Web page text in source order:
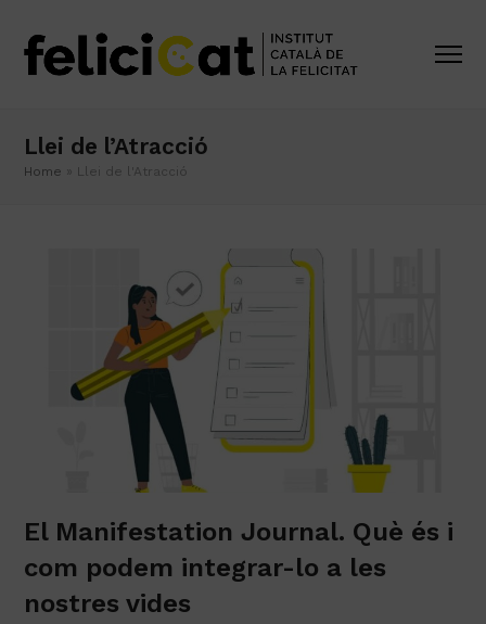
Llei de l’Atracció
Home » Llei de l'Atracció
El Manifestation Journal. Què és i
com podem integrar-lo a les
nostres vides